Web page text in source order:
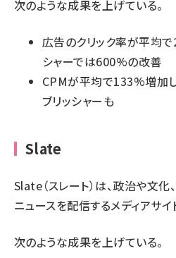
次のような成果を上げている。
広告のクリック率が平均
シャーでは600%の改善
CPMが平均で133%増加
ブリッシャーも
Slate
Slate（スレート）は、政治や文化
ニュースを配信するメディアサイ
次のような成果を上げている。